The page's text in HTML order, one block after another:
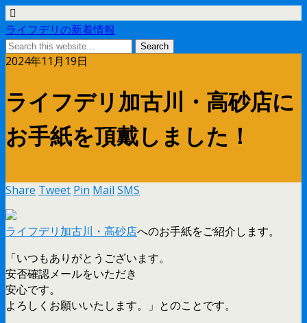
ライフデリの新着情報
2024年11月19日
ライフデリ加古川・高砂店に
お手紙を頂戴しました！
Share Tweet Pin Mail SMS
ライフデリ加古川・高砂店へのお手紙をご紹介します。
「いつもありがとうございます。
安否確認メールをいただき
安心です。
よろしくお願いいたします。」とのことです。